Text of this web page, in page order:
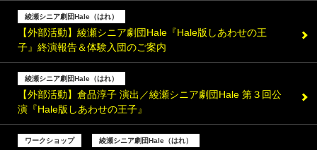
綾瀬シニア劇団Hale（はれ）
【外部活動】綾瀬シニア劇団Hale『Hale版しあわせの王
子』終演報告＆体験入団のご案内
綾瀬シニア劇団Hale（はれ）
【外部活動】倉品淳子 演出／綾瀬シニア劇団Hale 第３回公
演『Hale版しあわせの王子』
ワークショップ 綾瀬シニア劇団Hale（はれ）